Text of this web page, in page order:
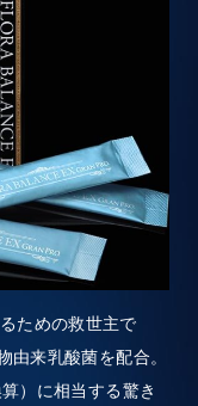
ための救世主で
来乳酸菌を配合。
）に相当する驚き